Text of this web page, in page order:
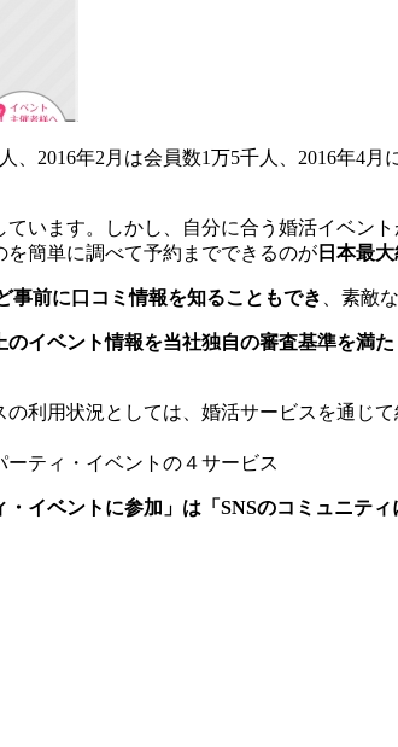
2016年2月は会員数1万5千人、2016年4月
います。しかし、自分に合う婚活イベン
簡単に調べて予約までできるのが 日本最
事前に口コミ情報を知ることもでき 、素敵
イベント情報を当社独自の審査基準を満
利用状況としては、婚活サービスを通じ
ティ・イベントの４サービス
イベントに参加」は「SNSのコミュニテ